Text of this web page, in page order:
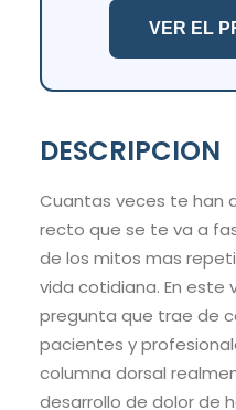
VER EL
DESCRIPCION
Cuantas veces te han
recto que se te va a
de los mitos mas
vida cotidiana. En este
pregunta que trae de
pacientes y
columna dorsal
desarrollo de dolor de